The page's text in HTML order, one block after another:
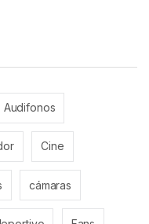
Audifonos
Cine
cámaras